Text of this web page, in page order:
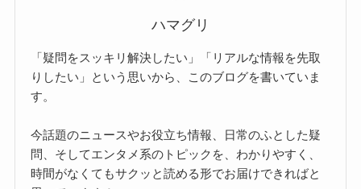
ハマグリ
「疑問をスッキリ解決したい」「リアルな情報を先取
りしたい」という思いから、このブログを書いていま
す。
今話題のニュースやお役立ち情報、日常のふとした疑
問、そしてエンタメ系のトピックを、わかりやすく、
時間がなくてもサクッと読める形でお届けできればと